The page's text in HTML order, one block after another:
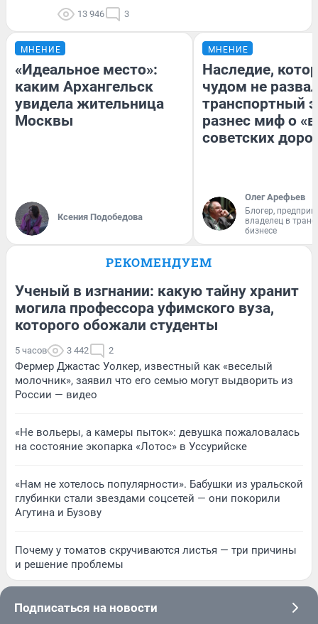
13 946 3
МНЕНИЕ
«Идеальное место»:
каким Архангельск
увидела жительница
Москвы
Ксения Подобедова
МНЕНИЕ
Наследие,
чудом не
транспортный
разнес миф о
советских
Олег Арефьев
Блогер,
владелец в
бизнесе
РЕКОМЕНДУЕМ
Ученый в изгнании: какую тайну хранит
могила профессора уфимского вуза,
которого обожали студенты
5 часов 3 442 2
Фермер Джастас Уолкер, известный как «веселый
молочник», заявил что его семью могут выдворить из
России — видео
«Не вольеры, а камеры пыток»: девушка пожаловалась
на состояние экопарка «Лотос» в Уссурийске
«Нам не хотелось популярности». Бабушки из уральской
глубинки стали звездами соцсетей — они покорили
Агутина и Бузову
Почему у томатов скручиваются листья — три причины
и решение проблемы
Подписаться на новости